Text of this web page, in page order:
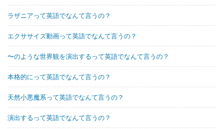
ラザニアって英語でなんて言うの？
エクササイズ動画って英語でなんて言うの？
〜のような世界観を演出するって英語でなんて言うの？
本格的にって英語でなんて言うの？
天然小悪魔系って英語でなんて言うの？
演出するって英語でなんて言うの？